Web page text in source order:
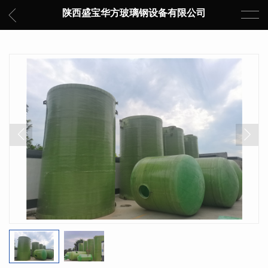
陕西盛宝华方玻璃钢设备有限公司